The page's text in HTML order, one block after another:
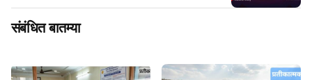
संबंधित बातम्या